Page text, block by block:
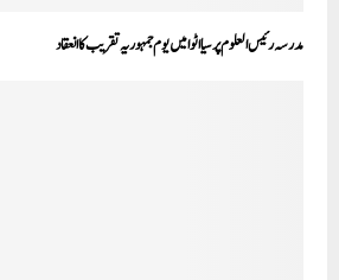
مدرسہ رئیس العلوم پرسیا اٹوا میں یوم جمہوریہ تقریب کا انعقاد